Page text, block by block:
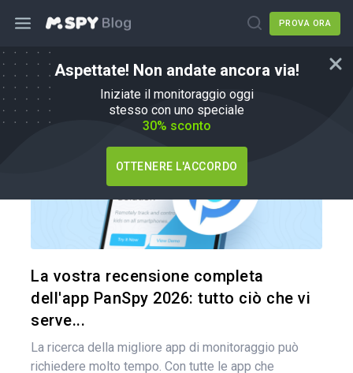
PROVA ORA
Aspettate! Non andate ancora via!
Iniziate il monitoraggio oggi
stesso con uno speciale
30% sconto
OTTENERE L'ACCORDO
mSpy Alternative
La vostra recensione completa
dell'app PanSpy 2026: tutto ciò che vi
serve...
La ricerca della migliore app di monitoraggio può
richiedere molto tempo. Con tutte le app che